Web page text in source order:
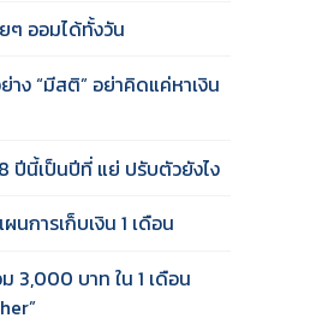
ๆ ออมได้ทั้งวัน
าง “มีสติ” อย่าคิดแค่หาเงิน
ปีนี้เป็นปีที่ แย่ ปรับตัวยังไง
นการเก็บเงิน 1 เดือน
3,000 บาท ใน 1 เดือน